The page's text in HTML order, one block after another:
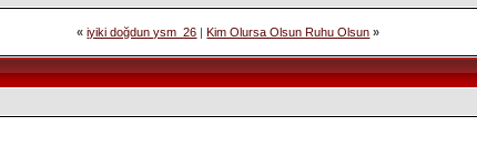
« iyiki doğdun ysm_26 |Kim Olursa Olsun Ruhu Olsun »